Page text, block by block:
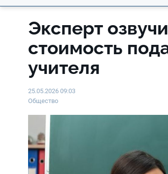
Эксперт
стоимость
учителя
25.05.2026 09:03
Общество